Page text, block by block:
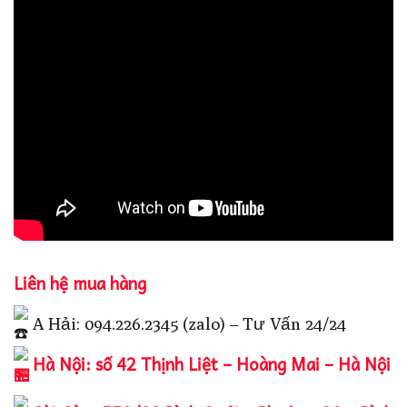
Liên hệ mua hàng
A Hải: 094.226.2345 (zalo) – Tư Vấn 24/24
Hà Nội: số 42 Thịnh Liệt – Hoàng Mai – Hà Nội